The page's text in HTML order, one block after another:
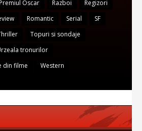
Oscar Razboi
Regizori
Romantic Serial
SF
Topuri si sondaje
tronurilor
din filme
Western